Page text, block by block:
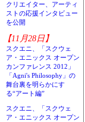
クリエイター、アーティ
ストの応援インタビュー
を公開
【11月28日】
スクエニ、「スクウェ
ア・エニックス オープン
カンファレンス 2012」
「Agni's Philosophy」の
舞台裏を明らかにす
る“アート編”
スクエニ、「スクウェ
ア・エニックス オープン